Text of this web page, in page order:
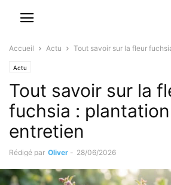
Accueil Actu Tout savoir sur la fleur
Actu
Tout savoir sur la
fuchsia :
entretien
Rédigé par Oliver - 28/06/2026